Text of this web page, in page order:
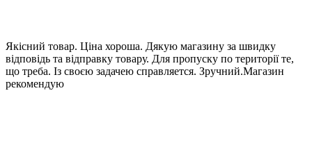
Якісний товар. Ціна хороша. Дякую магазину за швидку
відповідь та відправку товару. Для пропуску по території те,
що треба. Із своєю задачею справляется. Зручний.Магазин
рекомендую